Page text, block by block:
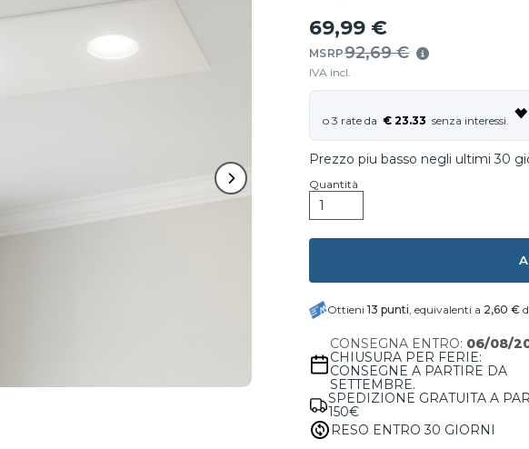
69,99 €
MSRP92,69 €
IVA incl.
€ 23.33
Prezzo piu basso negli ultimi 30
Quantità
Ottieni 13 punti, equivalenti a 2,60 €
CONSEGNA ENTRO: 06/08/
CHIUSURA PER FERIE:
CONSEGNE A PARTIRE DA
SETTEMBRE.
SPEDIZIONE GRATUITA A
150€
RESO ENTRO 30 GIORNI